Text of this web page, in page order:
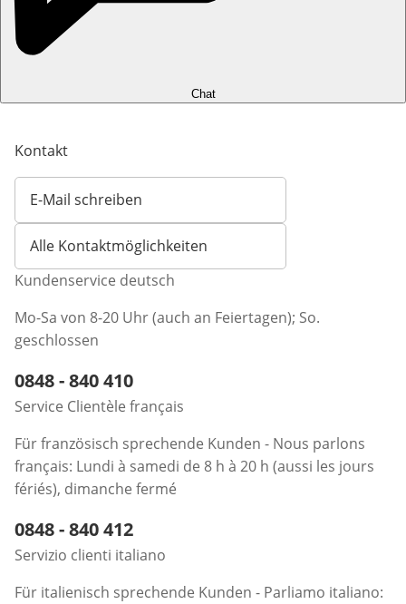
Chat
Kontakt
E-Mail schreiben
Öffnet E-Mail-Client
Alle Kontaktmöglichkeiten
Kundenservice deutsch
Mo-Sa von 8-20 Uhr (auch an Feiertagen); So.
geschlossen
Telefonnummer:
0848 - 840 410
Service Clientèle français
Für französisch sprechende Kunden - Nous parlons
français: Lundi à samedi de 8 h à 20 h (aussi les jours
fériés), dimanche fermé
Telefonnummer:
0848 - 840 412
Servizio clienti italiano
Für italienisch sprechende Kunden - Parliamo italiano: